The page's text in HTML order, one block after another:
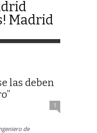
Madrid
las deben
1
de